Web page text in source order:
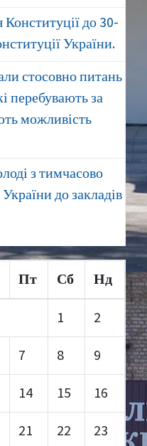
до 30-
України.
стосовно питань
перебувають за
можливість
з тимчасово
до закладів
Пт Сб Нд
1 2
7 8 9
14 15 16
21 22 23